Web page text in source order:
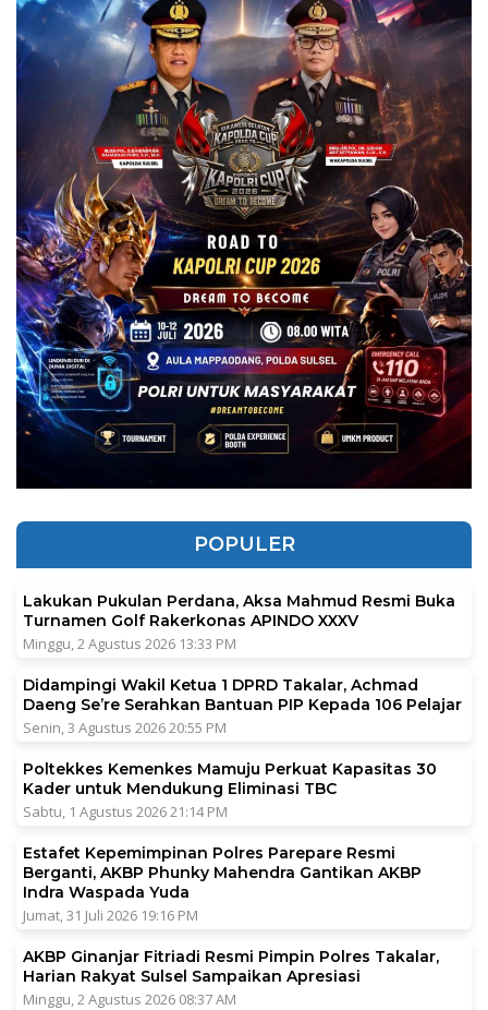
POPULER
Lakukan Pukulan Perdana, Aksa Mahmud Resmi Buka
Turnamen Golf Rakerkonas APINDO XXXV
Minggu, 2 Agustus 2026 13:33 PM
Didampingi Wakil Ketua 1 DPRD Takalar, Achmad
Daeng Se’re Serahkan Bantuan PIP Kepada 106 Pelajar
Senin, 3 Agustus 2026 20:55 PM
Poltekkes Kemenkes Mamuju Perkuat Kapasitas 30
Kader untuk Mendukung Eliminasi TBC
Sabtu, 1 Agustus 2026 21:14 PM
Estafet Kepemimpinan Polres Parepare Resmi
Berganti, AKBP Phunky Mahendra Gantikan AKBP
Indra Waspada Yuda
Jumat, 31 Juli 2026 19:16 PM
AKBP Ginanjar Fitriadi Resmi Pimpin Polres Takalar,
Harian Rakyat Sulsel Sampaikan Apresiasi
Minggu, 2 Agustus 2026 08:37 AM